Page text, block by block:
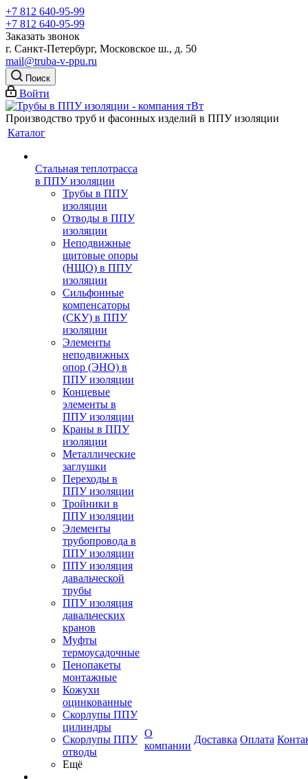
+7 812 640-95-99
+7 812 640-95-99
Заказать звонок
г. Санкт-Петербург, Московское ш., д. 50
mail@truba-v-ppu.ru
Поиск
Войти
Производство труб и фасонных изделий в ППУ изоляции
Каталог
Стальная теплотрасса
в ППУ изоляции
Трубы в ППУ
изоляции
Отводы в ППУ
изоляции
Неподвижные
щитовые опоры
(НЩО) в ППУ
изоляции
Cильфонные
компенсаторы
(СКУ) в ППУ
изоляции
Элементы
неподвижных
опор (ЭНО) в
ППУ изоляции
Концевые
элементы в
ППУ изоляции
Краны в ППУ
изоляции
Металлические
заглушки
Переходы в
ППУ изоляции
Тройники в
ППУ изоляции
Элементы
трубопровода в
ППУ изоляции
ППУ изоляция
давальческой
трубы
ППУ изоляция
давальческих
кранов
Муфты
термоусадочные
Пенопакеты
монтажные
Кожухи
оцинкованные
Скорлупы ППУ
цилиндры
Скорлупы ППУ
отводы
Ещё
О
компании
Доставка Оплата